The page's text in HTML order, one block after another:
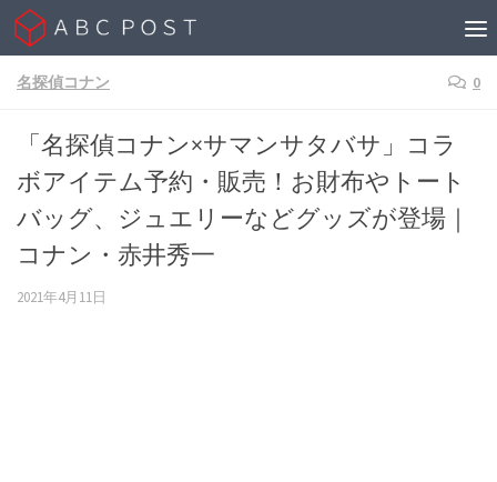
Skip to content
名探偵コナン 0
「名探偵コナン×サマンサタバサ」コラ
ボアイテム予約・販売！お財布やトート
バッグ、ジュエリーなどグッズが登場｜
コナン・赤井秀一
2021年4月11日